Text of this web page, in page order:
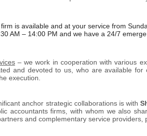
is available and at your service from
AM – 14:00 PM and we have a 24/7
– we work in cooperation with various
and devoted to us, who are available
execution.
anchor strategic collaborations is with
accountants firms, with whom we also
and complementary service providers,